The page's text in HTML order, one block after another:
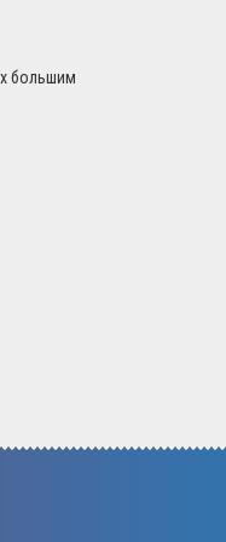
большим